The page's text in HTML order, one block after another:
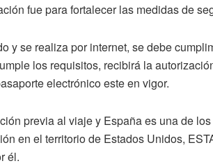
fue para fortalecer las medidas de
y se realiza por internet, se debe
los requisitos, recibirá la
electrónico este en vigor.
previa al viaje y España es una de
en el territorio de Estados Unidos,
él.